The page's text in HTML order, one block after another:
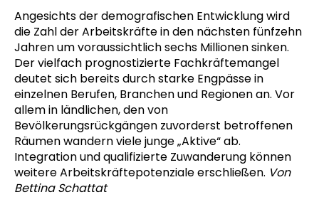
Angesichts der demografischen Entwicklung wird
die Zahl der Arbeitskräfte in den nächsten fünfzehn
Jahren um voraussichtlich sechs Millionen sinken.
Der vielfach prognostizierte Fachkräftemangel
deutet sich bereits durch starke Engpässe in
einzelnen Berufen, Branchen und Regionen an. Vor
allem in ländlichen, den von
Bevölkerungsrückgängen zuvorderst betroffenen
Räumen wandern viele junge „Aktive“ ab.
Integration und qualifizierte Zuwanderung können
weitere Arbeitskräftepotenziale erschließen. Von
Bettina Schattat